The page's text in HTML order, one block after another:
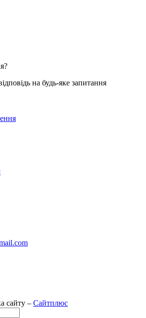
на будь-яке запитання
сайту – Сайтплюс